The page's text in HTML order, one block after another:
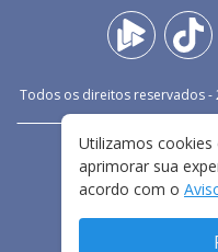
Todos os direitos reservados -
FALE
TERMOS E
Utilizamos
aprimorar sua
acordo com o